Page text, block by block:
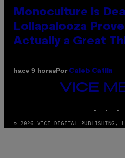
Monoculture is
Lollapalooza
Actually a Great
hace 9 horasPor Caleb Catlin
VICE
MEDIA
© 2026 VICE DIGITAL PUBLISHING,